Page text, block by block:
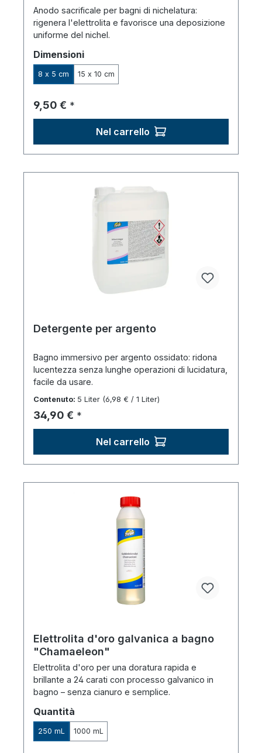
Anodo sacrificale per bagni di nichelatura:
rigenera l'elettrolita e favorisce una deposizione
uniforme del nichel.
Seleziona
Dimensioni
8 x 5 cm 15 x 10 cm
Prezzo normale:
9,50 € *
Nel carrello
Detergente per argento
Bagno immersivo per argento ossidato: ridona
lucentezza senza lunghe operazioni di lucidatura,
facile da usare.
Contenuto: 5 Liter (6,98 € / 1 Liter)
Prezzo normale:
34,90 € *
Nel carrello
Elettrolita d'oro galvanica a bagno
"Chamaeleon"
Elettrolita d'oro per una doratura rapida e
brillante a 24 carati con processo galvanico in
bagno – senza cianuro e semplice.
Seleziona
Quantità
250 mL 1000 mL